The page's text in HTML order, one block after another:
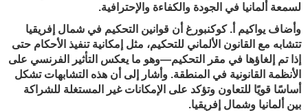
لسمعة ألمانيا في الجودة والكفاءة والإحترافية.
وأضاف يواكيم أ. كوكنبورغ أن قوانين التحكيم في شمال إفريقيا
تتشابه مع القانون الألماني للتحكيم، مثل إمكانية تنفيذ الأحكام حتى
إذا تم إلغاؤها في مقر التحكيم—وهو ما يعكس التأثير الفرنسي على
الأنظمة القانونية في المنطقة. وأشار إلى أن هذه التشابهات تشكل
أساسًا قويًا للتعاون وتؤكد على الإمكانات غير المستغلة للشراكة
بين ألمانيا وشمال إفريقيا.